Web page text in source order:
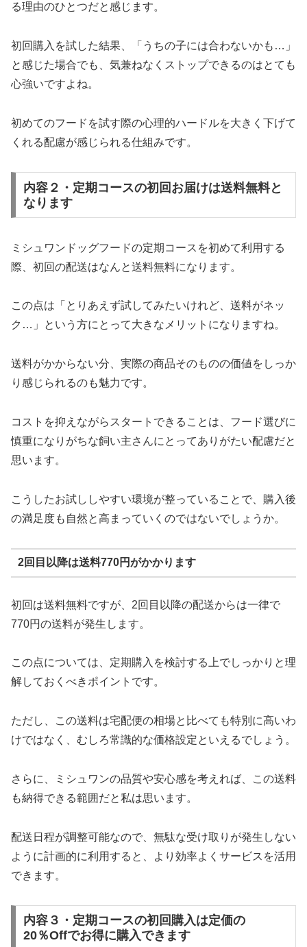
る理由のひとつだと感じます。
初回購入を試した結果、「うちの子には合わないかも…」
と感じた場合でも、気兼ねなくストップできるのはとても
心強いですよね。
初めてのフードを試す際の心理的ハードルを大きく下げて
くれる配慮が感じられる仕組みです。
内容２・定期コースの初回お届けは送料無料と
なります
ミシュワンドッグフードの定期コースを初めて利用する
際、初回の配送はなんと送料無料になります。
この点は「とりあえず試してみたいけれど、送料がネッ
ク…」という方にとって大きなメリットになりますね。
送料がかからない分、実際の商品そのものの価値をしっか
り感じられるのも魅力です。
コストを抑えながらスタートできることは、フード選びに
慎重になりがちな飼い主さんにとってありがたい配慮だと
思います。
こうしたお試ししやすい環境が整っていることで、購入後
の満足度も自然と高まっていくのではないでしょうか。
2回目以降は送料770円がかかります
初回は送料無料ですが、2回目以降の配送からは一律で
770円の送料が発生します。
この点については、定期購入を検討する上でしっかりと理
解しておくべきポイントです。
ただし、この送料は宅配便の相場と比べても特別に高いわ
けではなく、むしろ常識的な価格設定といえるでしょう。
さらに、ミシュワンの品質や安心感を考えれば、この送料
も納得できる範囲だと私は思います。
配送日程が調整可能なので、無駄な受け取りが発生しない
ように計画的に利用すると、より効率よくサービスを活用
できます。
内容３・定期コースの初回購入は定価の
20％Offでお得に購入できます